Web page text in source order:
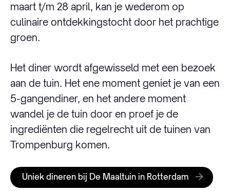
maart t/m 28 april, kan je wederom op
culinaire ontdekkingstocht door het prachtige
groen.
Het diner wordt afgewisseld met een bezoek
aan de tuin. Het ene moment geniet je van een
5-gangendiner, en het andere moment
wandel je de tuin door en proef je de
ingrediënten die regelrecht uit de tuinen van
Trompenburg komen.
Uniek dineren bij De Maaltuin in Rotterdam